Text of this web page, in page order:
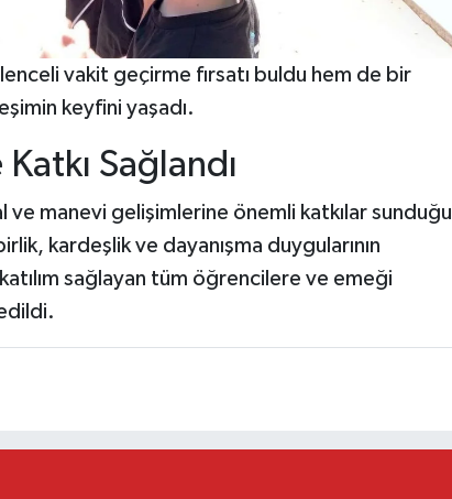
vakit geçirme fırsatı buldu hem de bir
keyfini yaşadı.
Sağlandı
ve manevi gelişimlerine önemli katkılar sunduğu
kardeşlik ve dayanışma duygularının
sağlayan tüm öğrencilere ve emeği